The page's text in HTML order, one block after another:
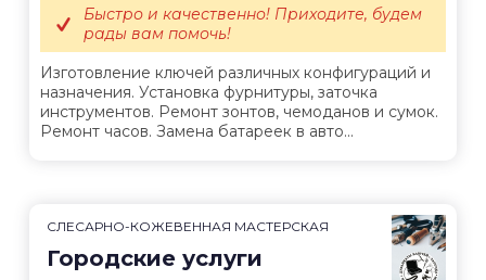
Изготовление ключей различных конфигураций и
назначения. Установка фурнитуры, заточка
инструментов. Ремонт зонтов, чемоданов и сумок.
Ремонт часов. Замена батареек в авто...
Быстро и качественно! Приходите, будем
рады вам помочь!
СЛЕСАРНО-КОЖЕВЕННАЯ МАСТЕРСКАЯ
Городские услуги